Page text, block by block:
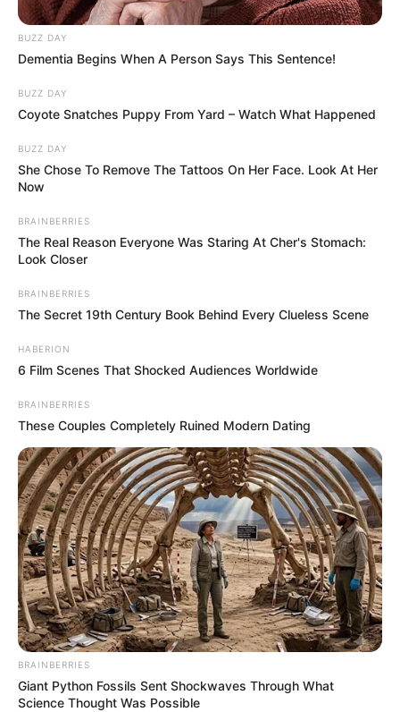
BUZZ DAY
Dementia Begins When A Person Says This Sentence!
BUZZ DAY
Coyote Snatches Puppy From Yard – Watch What Happened
BUZZ DAY
She Chose To Remove The Tattoos On Her Face. Look At Her
Now
BRAINBERRIES
The Real Reason Everyone Was Staring At Cher's Stomach:
Look Closer
BRAINBERRIES
The Secret 19th Century Book Behind Every Clueless Scene
HABERION
6 Film Scenes That Shocked Audiences Worldwide
BRAINBERRIES
These Couples Completely Ruined Modern Dating
BRAINBERRIES
Giant Python Fossils Sent Shockwaves Through What
Science Thought Was Possible